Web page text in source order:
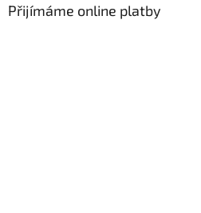
Přijímáme online platby